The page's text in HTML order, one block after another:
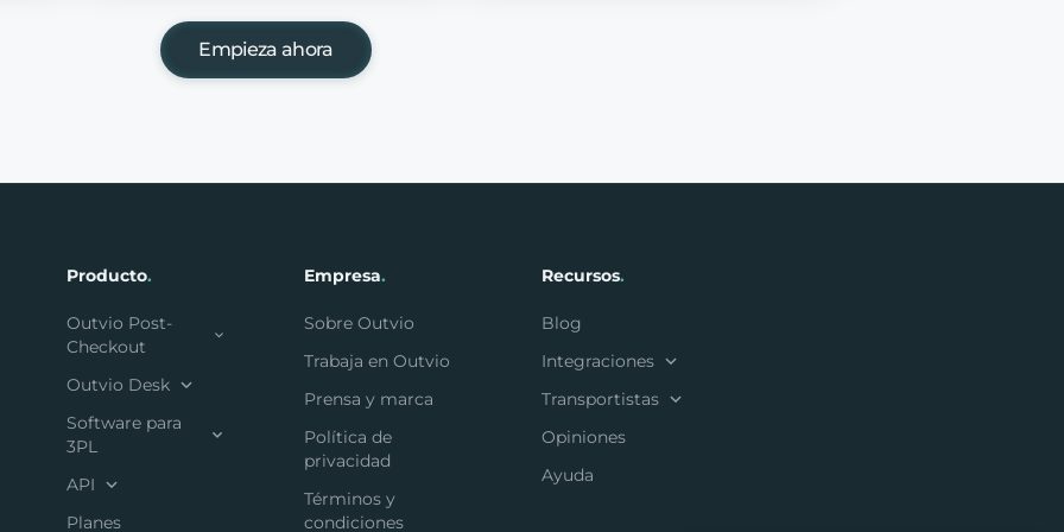
Empieza ahora
Producto.
Outvio Post-
Checkout
Outvio Desk
Software para
3PL
API
Planes
Empresa.
Sobre Outvio
Trabaja en Outvio
Prensa y marca
Política de
privacidad
Términos y
condiciones
Recursos.
Blog
Integraciones
Transportistas
Opiniones
Ayuda